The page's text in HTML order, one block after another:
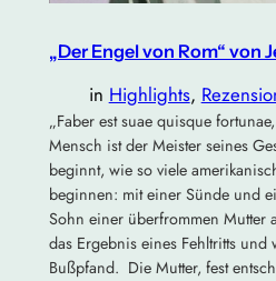
„Der Engel von Rom“ von
in Highlights,
„Faber est suae quisque
Mensch ist der Meister seines
beginnt, wie so viele
beginnen: mit einer Sünde und
Sohn einer überfrommen Mutter
das Ergebnis eines Fehltritts
Bußpfand. Die Mutter, fest